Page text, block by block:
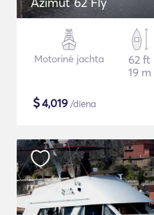
Motorinė jachta
62 ft
19 m
$4,019 /diena